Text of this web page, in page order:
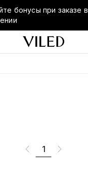
бонусы при заказе в
1